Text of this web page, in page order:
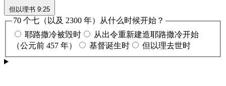
但以理书 9:25
70 个七（以及 2300 年）从什么时候开始？
耶路撒冷被毁时
从出令重新建造耶路撒冷开始
（公元前 457 年）
基督诞生时 但以理去世时